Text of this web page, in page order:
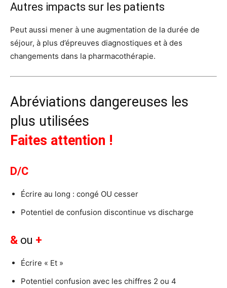
Autres impacts sur les patients
Peut aussi mener à une augmentation de la durée de
séjour, à plus d’épreuves diagnostiques et à des
changements dans la pharmacothérapie.
Abréviations dangereuses les
plus utilisées
Faites attention !
D/C
Écrire au long : congé OU cesser
Potentiel de confusion discontinue vs discharge
& ou +
Écrire « Et »
Potentiel confusion avec les chiffres 2 ou 4